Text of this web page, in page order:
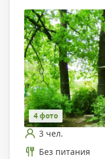
4 фото
3 чел.
Без питания